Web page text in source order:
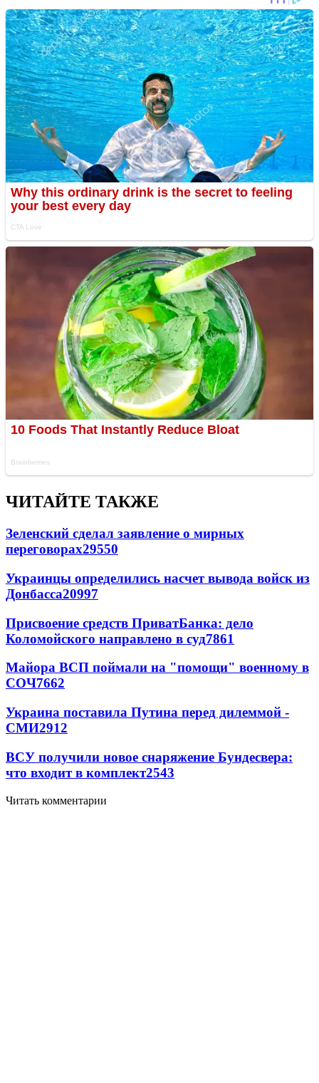
ЧИТАЙТЕ ТАКЖЕ
Зеленский сделал заявление о мирных
переговорах29550
Украинцы определились насчет вывода войск из
Донбасса20997
Присвоение средств ПриватБанка: дело
Коломойского направлено в суд7861
Майора ВСП поймали на "помощи" военному в
СОЧ7662
Украина поставила Путина перед дилеммой -
СМИ2912
ВСУ получили новое снаряжение Бундесвера:
что входит в комплект2543
Читать комментарии